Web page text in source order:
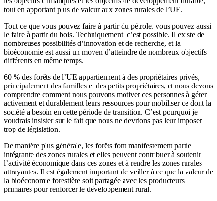
tout en apportant plus de valeur aux zones rurales de l’UE.
Tout ce que vous pouvez faire à partir du pétrole, vous pouvez aussi
le faire à partir du bois. Techniquement, c’est possible. Il existe de
nombreuses possibilités d’innovation et de recherche, et la
bioéconomie est aussi un moyen d’atteindre de nombreux objectifs
différents en même temps.
60 % des forêts de l’UE appartiennent à des propriétaires privés,
principalement des familles et des petits propriétaires, et nous devons
comprendre comment nous pouvons motiver ces personnes à gérer
activement et durablement leurs ressources pour mobiliser ce dont la
société a besoin en cette période de transition. C’est pourquoi je
voudrais insister sur le fait que nous ne devrions pas leur imposer
trop de législation.
De manière plus générale, les forêts font manifestement partie
intégrante des zones rurales et elles peuvent contribuer à soutenir
l’activité économique dans ces zones et à rendre les zones rurales
attrayantes. Il est également important de veiller à ce que la valeur de
la bioéconomie forestière soit partagée avec les producteurs
primaires pour renforcer le développement rural.